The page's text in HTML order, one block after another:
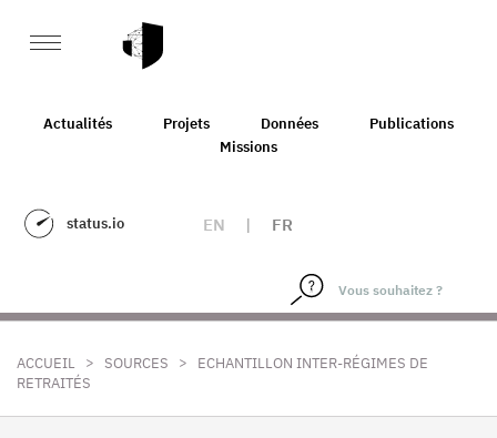
Actualités Projets Données
Publications
Missions
status.io EN | FR
ACCUEIL > SOURCES >
ECHANTILLON INTER-RÉGIMES DE
RETRAITÉS